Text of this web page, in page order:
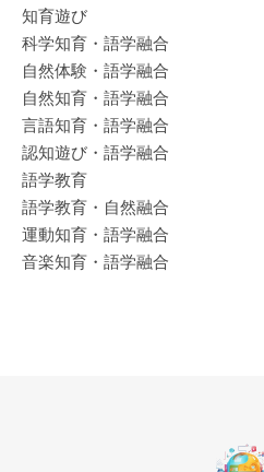
知育遊び
科学知育・語学融合
自然体験・語学融合
自然知育・語学融合
言語知育・語学融合
認知遊び・語学融合
語学教育
語学教育・自然融合
運動知育・語学融合
音楽知育・語学融合